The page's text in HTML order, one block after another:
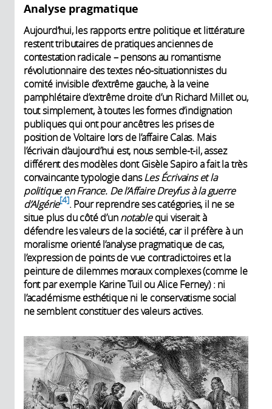
Analyse pragmatique
Aujourd’hui, les rapports entre politique et littérature
restent tributaires de pratiques anciennes de
contestation radicale – pensons au romantisme
révolutionnaire des textes néo-situationnistes du
comité invisible d’extrême gauche, à la veine
pamphlétaire d’extrême droite d’un Richard Millet ou,
tout simplement, à toutes les formes d’indignation
publiques qui ont pour ancêtres les prises de
position de Voltaire lors de l’affaire Calas. Mais
l’écrivain d’aujourd’hui est, nous semble-t-il, assez
différent des modèles dont Gisèle Sapiro a fait la très
convaincante typologie dansLes Écrivains et la
politique en France. De l’Affaire Dreyfus à la guerre
d’Algérie 4 . Pour reprendre ses catégories, il ne se
situe plus du côté d’unnotablequi viserait à
défendre les valeurs de la société, car il préfère à un
moralisme orienté l’analyse pragmatique de cas,
l’expression de points de vue contradictoires et la
peinture de dilemmes moraux complexes (comme le
font par exemple Karine Tuil ou Alice Ferney) : ni
l’académisme esthétique ni le conservatisme social
ne semblent constituer des valeurs actives.